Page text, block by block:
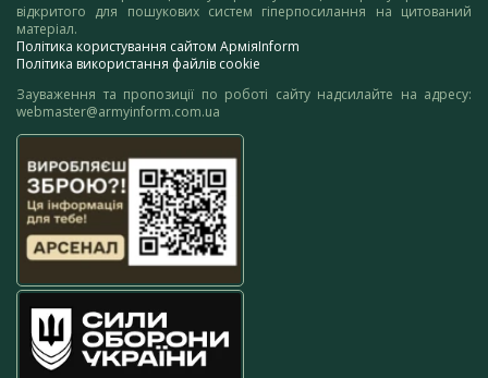
відкритого для пошукових систем гіперпосилання на цитований
матеріал.
Політика користування сайтом АрміяInform
Політика використання файлів cookie
Зауваження та пропозиції по роботі сайту надсилайте на адресу:
webmaster@armyinform.com.ua